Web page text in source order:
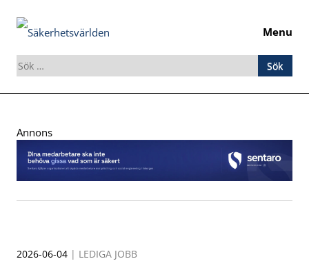
Menu
Sök
efter:
to
Annons
2026-06-04 | LEDIGA JOBB